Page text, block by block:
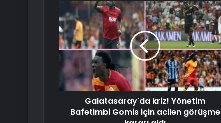
Galatasaray'da kriz! Yönetim
Bafetimbi Gomis için acilen görüşme